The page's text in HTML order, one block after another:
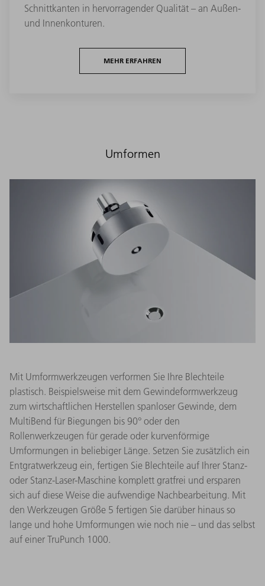
Schnittkanten in hervorragender Qualität – an Außen-
und Innenkonturen.
MEHR ERFAHREN
Umformen
Mit Umformwerkzeugen verformen Sie Ihre Blechteile
plastisch. Beispielsweise mit dem Gewindeformwerkzeug
zum wirtschaftlichen Herstellen spanloser Gewinde, dem
MultiBend für Biegungen bis 90° oder den
Rollenwerkzeugen für gerade oder kurvenförmige
Umformungen in beliebiger Länge. Setzen Sie zusätzlich ein
Entgratwerkzeug ein, fertigen Sie Blechteile auf Ihrer Stanz-
oder Stanz-Laser-Maschine komplett gratfrei und ersparen
sich auf diese Weise die aufwendige Nachbearbeitung. Mit
den Werkzeugen Größe 5 fertigen Sie darüber hinaus so
lange und hohe Umformungen wie noch nie – und das selbst
auf einer TruPunch 1000.